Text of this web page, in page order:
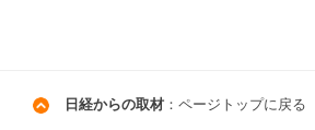
日経からの取材 ：ページトップに戻る